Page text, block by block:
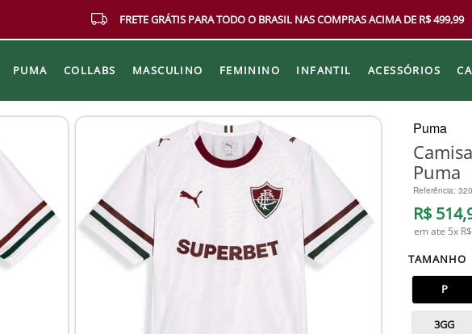
FRETE GRÁTIS PARA TODO O BRASIL NAS COMPRAS ACIMA DE R$ 499,99
PUMA COLLABS MASCULINO FEMININO INFANTIL ACESSÓRIOS
Puma
Puma
Referência:
R$ 514,
em ate 5x
TAMANHO
P
3GG